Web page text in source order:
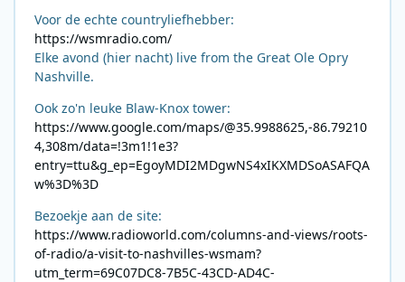
Voor de echte countryliefhebber:
https://wsmradio.com/
Elke avond (hier nacht) live from the Great Ole Opry
Nashville.
Ook zo'n leuke Blaw-Knox tower:
https://www.google.com/maps/@35.9988625,-86.79210
4,308m/data=!3m1!1e3?
entry=ttu&g_ep=EgoyMDI2MDgwNS4xIKXMDSoASAFQA
w%3D%3D
Bezoekje aan de site:
https://www.radioworld.com/columns-and-views/roots-
of-radio/a-visit-to-nashvilles-wsmam?
utm_term=69C07DC8-7B5C-43CD-AD4C-